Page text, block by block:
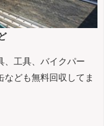
、工具、バイクパー
なども無料回収してま